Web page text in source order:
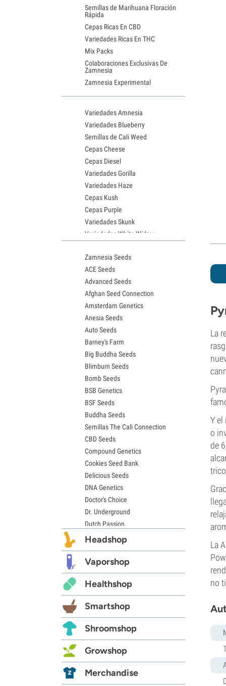
La
Y el
o
de
La
no
Semillas de Marihuana Floración
Rápida
Cepas Ricas En CBD
Variedades Ricas En THC
Mix Packs
Colaboraciones Exclusivas De
Zamnesia
Zamnesia Experimental
Variedades Amnesia
Variedades Blueberry
Semillas de Cali Weed
Cepas Cheese
Cepas Diesel
Variedades Gorilla
Variedades Haze
Cepas Kush
Cepas Purple
Variedades Skunk
Variedades White Widow
Semillas de Granddaddy Purple
Semillas de OG Kush
Semillas de Blue Dream
Semillas de Lemon Haze
Semillas de Bruce Banner
Semillas de Gelato
Semillas de Sour Diesel
Semillas de Jack Herer
Semillas de Girl Scout Cookies
Semillas de Wedding Cake
Semillas de Zkittlez
Semillas de Pineapple Express
Semillas de Chemdawg
Semillas de Hindu Kush
Semillas de Mimosa
Zamnesia Seeds
ACE Seeds
Advanced Seeds
Afghan Seed Connection
Amsterdam Genetics
Anesia Seeds
Auto Seeds
Barney's Farm
Big Buddha Seeds
Blimburn Seeds
Bomb Seeds
BSB Genetics
BSF Seeds
Buddha Seeds
Semillas The Cali Connection
CBD Seeds
Compound Genetics
Cookies Seed Bank
Delicious Seeds
DNA Genetics
Doctor's Choice
Dr. Underground
Dutch Passion
Elite Seeds
Exotic Seed
Expert Seeds
FastBuds
Female Seeds
French Touch Seeds
Garden of Green
GeneSeeds
G13 Labs
Grass-O-Matic
Headshop
Vaporshop
Healthshop
Smartshop
Shroomshop
Growshop
Merchandise